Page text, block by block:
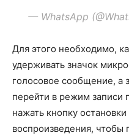
— WhatsApp
Для этого необходимо,
удерживать значок
голосовое сообщение, а
перейти в режим записи
нажать кнопку
воспроизведения,